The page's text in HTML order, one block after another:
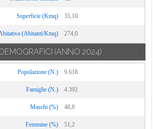
Superficie (Kmq) 35,10
(Abitanti/Kmq) 274,0
(ANNO 2024)
Popolazione (N.) 9.618
Famiglie (N.) 4.392
Maschi (%) 48,8
Femmine (%) 51,2